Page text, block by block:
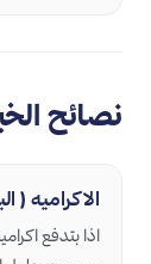
نصائح
الاكراميه (
اذا بتدفع